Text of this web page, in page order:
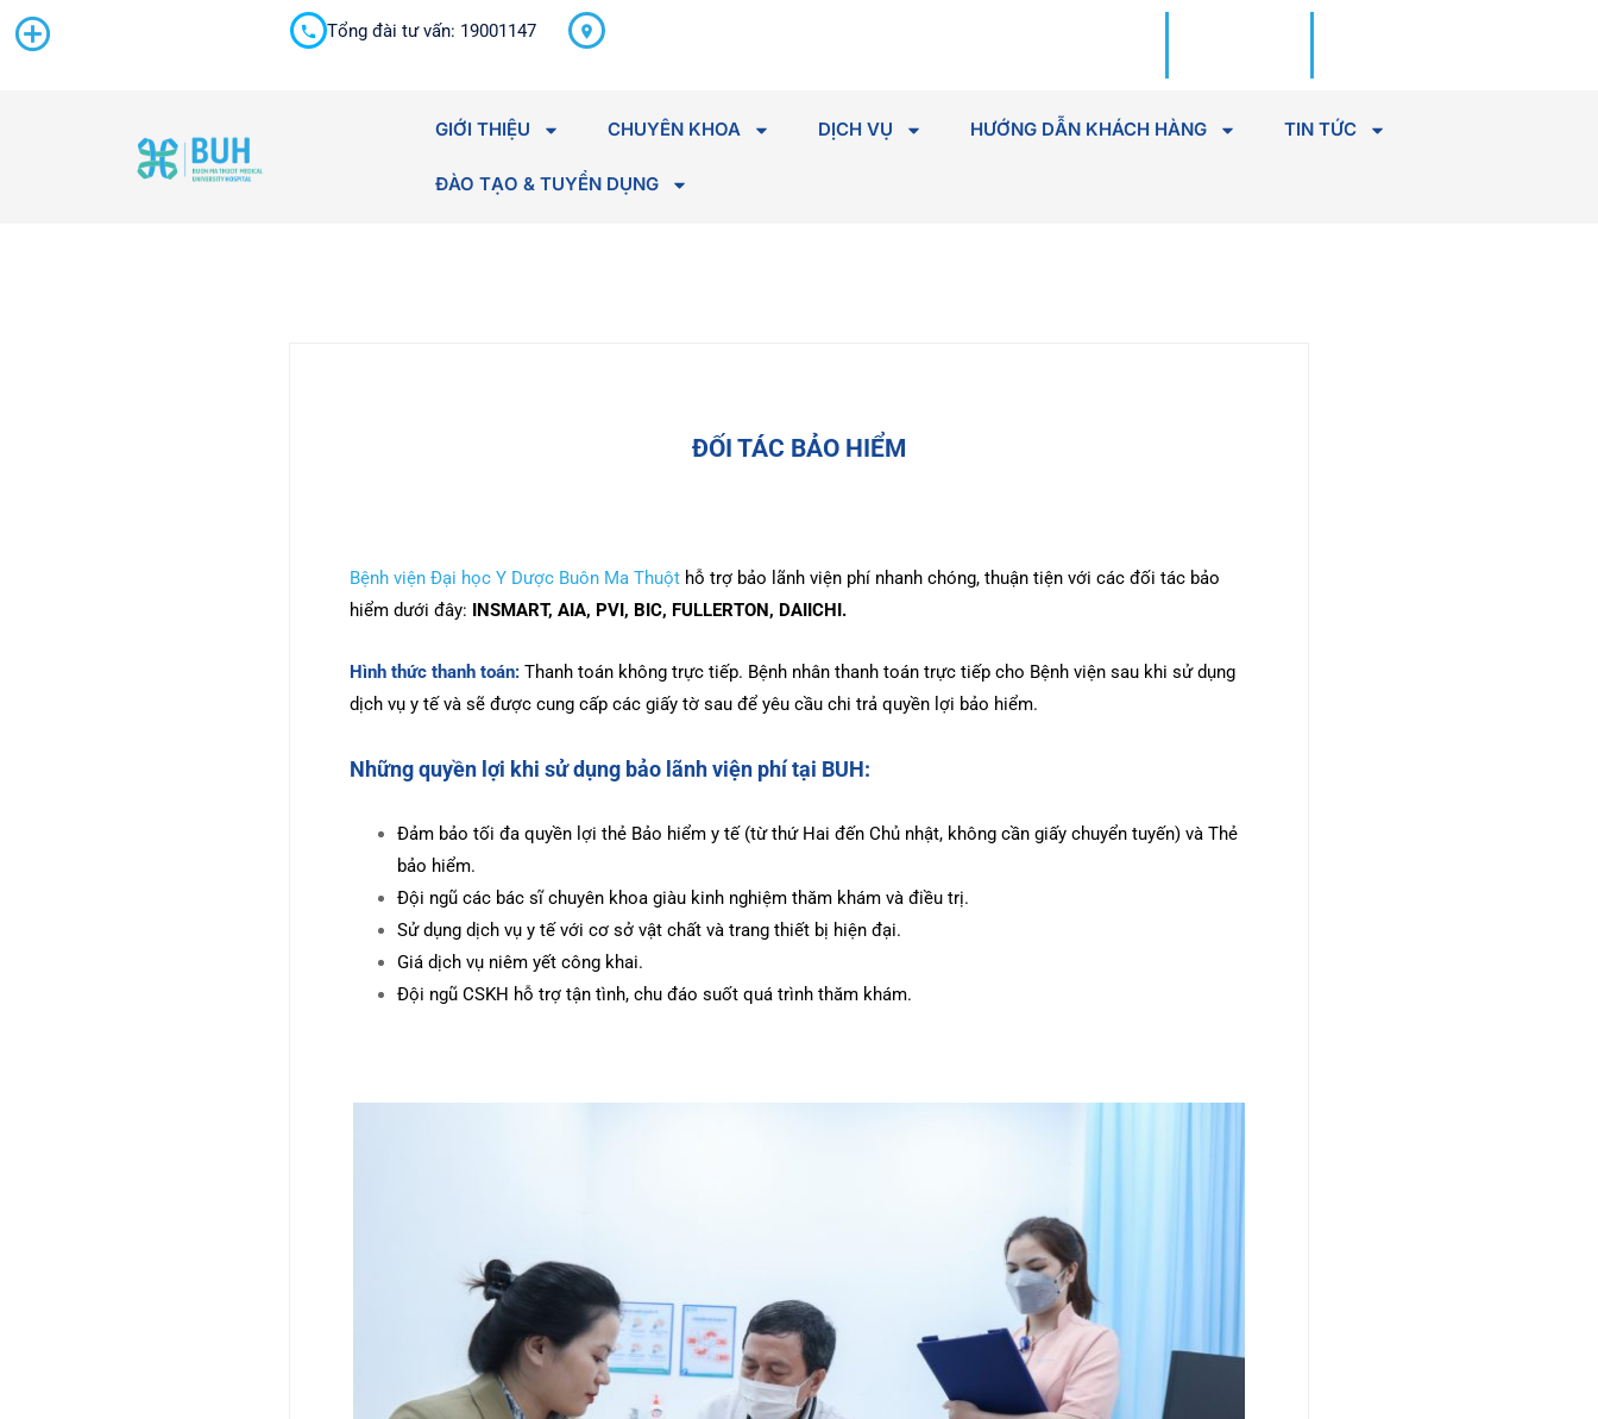
Tổng đài tư vấn: 19001147
298 Hà Huy Tập, P. Tân An,
GIỚI THIỆU CHUYÊN KHOA DỊCH VỤ HƯỚNG DẪN KHÁCH HÀNG TIN TỨC
ĐÀO TẠO & TUYỂN DỤNG
ĐỐI TÁC BẢO HIỂM
Bệnh viện Đại học Y Dược Buôn Ma Thuột hỗ trợ bảo lãnh viện phí nhanh chóng, thuận tiện với các đối tác bảo
hiểm dưới đây: INSMART, AIA, PVI, BIC, FULLERTON, DAIICHI.
Hình thức thanh toán: Thanh toán không trực tiếp. Bệnh nhân thanh toán trực tiếp cho Bệnh viện sau khi sử dụng
dịch vụ y tế và sẽ được cung cấp các giấy tờ sau để yêu cầu chi trả quyền lợi bảo hiểm.
Những quyền lợi khi sử dụng bảo lãnh viện phí tại BUH:
Đảm bảo tối đa quyền lợi thẻ Bảo hiểm y tế (từ thứ Hai đến Chủ nhật, không cần giấy chuyển tuyến) và Thẻ
bảo hiểm.
Đội ngũ các bác sĩ chuyên khoa giàu kinh nghiệm thăm khám và điều trị.
Sử dụng dịch vụ y tế với cơ sở vật chất và trang thiết bị hiện đại.
Giá dịch vụ niêm yết công khai.
Đội ngũ CSKH hỗ trợ tận tình, chu đáo suốt quá trình thăm khám.